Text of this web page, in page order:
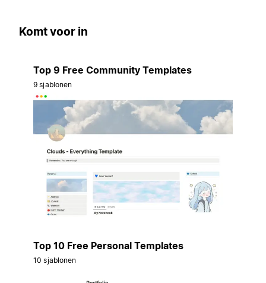
Komt voor in
Top 9 Free Community Templates
9 sjablonen
Top 10 Free Personal Templates
10 sjablonen